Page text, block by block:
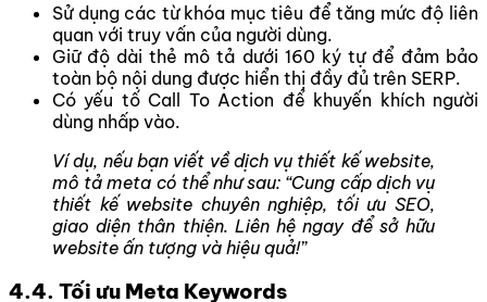
Sử dụng các từ khóa mục tiêu để tăng mức độ liên
quan với truy vấn của người dùng.
Giữ độ dài thẻ mô tả dưới 160 ký tự để đảm bảo
toàn bộ nội dung được hiển thị đầy đủ trên SERP.
Có yếu tố Call To Action để khuyến khích người
dùng nhấp vào.
Ví dụ, nếu bạn viết về dịch vụ thiết kế website,
mô tả meta có thể như sau: “Cung cấp dịch vụ
thiết kế website chuyên nghiệp, tối ưu SEO,
giao diện thân thiện. Liên hệ ngay để sở hữu
website ấn tượng và hiệu quả!”
4.4. Tối ưu Meta Keywords